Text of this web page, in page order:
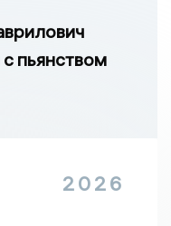
пьянством
2026